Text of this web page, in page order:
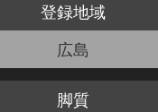
登録地域
広島
脚質